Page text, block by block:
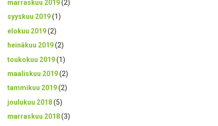
marraskuu 2019(2)
syyskuu 2019(1)
elokuu 2019(2)
heinäkuu 2019(2)
toukokuu 2019(1)
maaliskuu 2019(2)
tammikuu 2019(2)
joulukuu 2018(5)
marraskuu 2018(3)